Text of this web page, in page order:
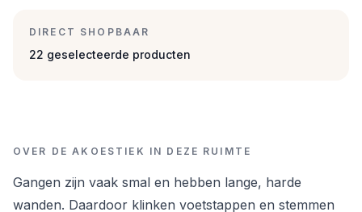
DIRECT SHOPBAAR
22 geselecteerde producten
OVER DE AKOESTIEK IN DEZE RUIMTE
Gangen zijn vaak smal en hebben lange, harde
wanden. Daardoor klinken voetstappen en stemmen